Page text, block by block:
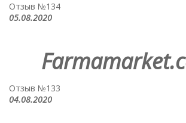
Отзыв №134
05.08.2020
Отзыв №133
04.08.2020